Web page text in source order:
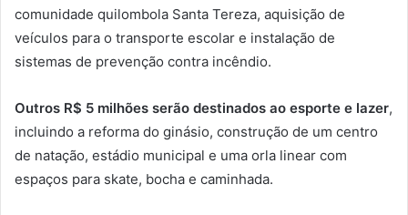
comunidade quilombola Santa Tereza, aquisição de
veículos para o transporte escolar e instalação de
sistemas de prevenção contra incêndio.
Outros R$ 5 milhões serão destinados ao esporte e lazer,
incluindo a reforma do ginásio, construção de um centro
de natação, estádio municipal e uma orla linear com
espaços para skate, bocha e caminhada.